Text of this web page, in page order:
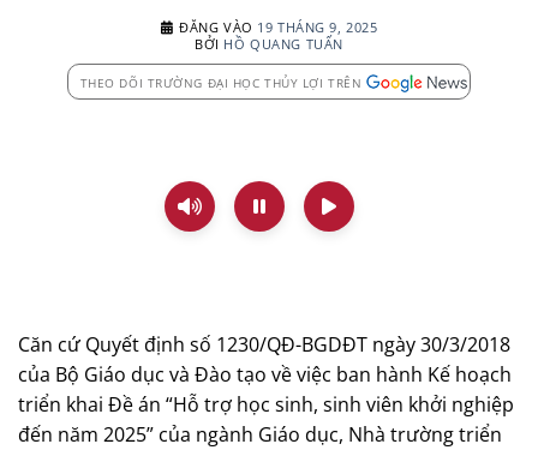
ĐĂNG VÀO 19 THÁNG 9, 2025
BỞI HỒ QUANG TUẤN
THEO DÕI TRƯỜNG ĐẠI HỌC THỦY LỢI TRÊN
Căn cứ Quyết định số 1230/QĐ-BGDĐT ngày 30/3/2018
của Bộ Giáo dục và Đào tạo về việc ban hành Kế hoạch
triển khai Đề án “Hỗ trợ học sinh, sinh viên khởi nghiệp
đến năm 2025” của ngành Giáo dục, Nhà trường triển